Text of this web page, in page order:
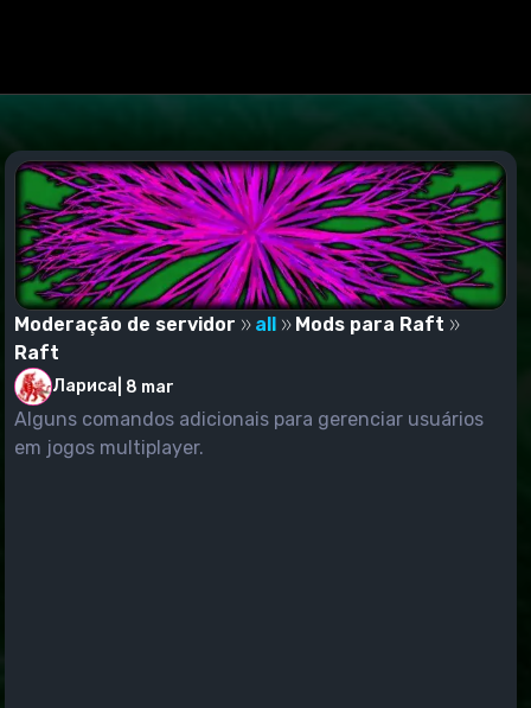
Moderação de servidor all
Mods para Raft
Raft
Лариса 8 mar
Alguns comandos adicionais para gerenciar usuários
em jogos multiplayer.